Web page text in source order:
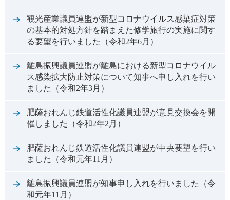
観光産業議員連盟が新型コロナウイルス感染症対策
の基本的対処方針を踏まえた修学旅行の実施に関す
る要望を行いました（令和2年6月）
離島振興議員連盟が離島における新型コロナウイル
ス感染拡大防止対策について知事へ申し入れを行い
ました（令和2年3月）
肥薩おれんじ鉄道活性化議員連盟が意見交換会を開
催しました（令和2年2月）
肥薩おれんじ鉄道活性化議員連盟が中央要望を行い
ました（令和元年11月）
離島振興議員連盟が知事申し入れを行いました（令
和元年11月）